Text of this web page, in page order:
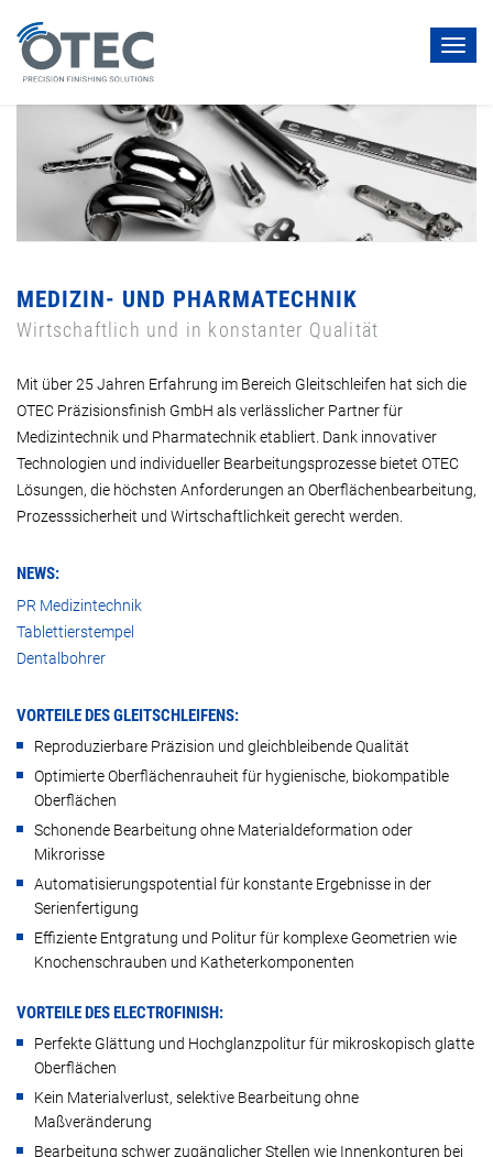
MEDIZIN- UND PHARMATECHNIK
Wirtschaftlich und in konstanter Qualität
Mit über 25 Jahren Erfahrung im Bereich Gleitschleifen hat sich die
OTEC Präzisionsfinish GmbH als verlässlicher Partner für
Medizintechnik und Pharmatechnik etabliert. Dank innovativer
Technologien und individueller Bearbeitungsprozesse bietet OTEC
Lösungen, die höchsten Anforderungen an Oberflächenbearbeitung,
Prozesssicherheit und Wirtschaftlichkeit gerecht werden.
NEWS:
PR Medizintechnik
Tablettierstempel
Dentalbohrer
VORTEILE DES GLEITSCHLEIFENS:
Reproduzierbare Präzision und gleichbleibende Qualität
Optimierte Oberflächenrauheit für hygienische, biokompatible
Oberflächen
Schonende Bearbeitung ohne Materialdeformation oder
Mikrorisse
Automatisierungspotential für konstante Ergebnisse in der
Serienfertigung
Effiziente Entgratung und Politur für komplexe Geometrien wie
Knochenschrauben und Katheterkomponenten
VORTEILE DES ELECTROFINISH:
Perfekte Glättung und Hochglanzpolitur für mikroskopisch glatte
Oberflächen
Kein Materialverlust, selektive Bearbeitung ohne
Maßveränderung
Bearbeitung schwer zugänglicher Stellen wie Innenkonturen bei